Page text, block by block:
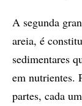
A segunda
areia, é
sedimentares
em nutrientes.
partes, cada